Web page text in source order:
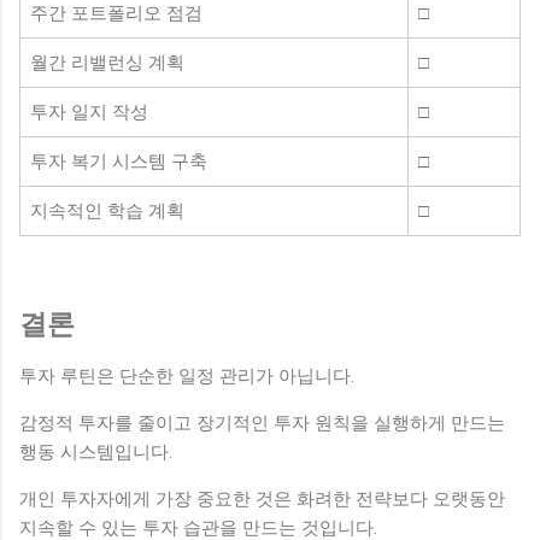
주간 포트폴리오 점검 □
월간 리밸런싱 계획 □
투자 일지 작성 □
투자 복기 시스템 구축 □
지속적인 학습 계획 □
결론
투자 루틴은 단순한 일정 관리가 아닙니다.
감정적 투자를 줄이고 장기적인 투자 원칙을 실행하게 만드는
행동 시스템입니다.
개인 투자자에게 가장 중요한 것은 화려한 전략보다 오랫동안
지속할 수 있는 투자 습관을 만드는 것입니다.